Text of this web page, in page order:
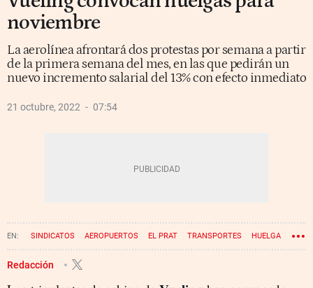
noviembre
La aerolínea afrontará dos protestas por semana a partir
de la primera semana del mes, en las que pedirán un
nuevo incremento salarial del 13% con efecto inmediato
21 octubre, 2022 07:54
SINDICATOS AEROPUERTOS EL PRAT TRANSPORTES HUELGA
VUELOS
Redacción